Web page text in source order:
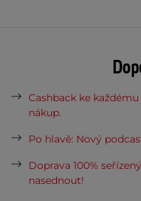
Cashback ke
nákup.
Po hlavě: Nový
Doprava 100%
nasednout!